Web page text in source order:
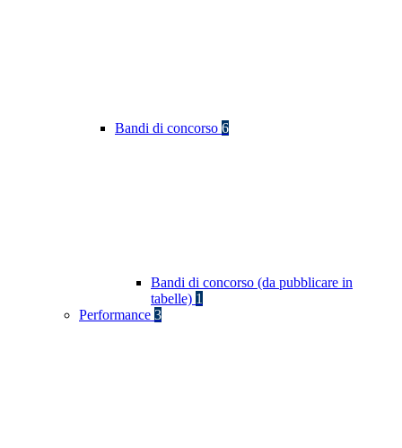
Bandi di concorso 6
Bandi di concorso (da pubblicare in
tabelle) 1
Performance 3